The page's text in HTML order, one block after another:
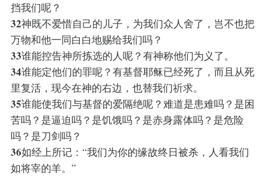
挡我们呢？
32神既不爱惜自己的儿子，为我们众人舍了，岂不也把
万物和他一同白白地赐给我们吗？
33谁能控告神所拣选的人呢？有神称他们为义了。
34谁能定他们的罪呢？有基督耶稣已经死了，而且从死
里复活，现今在神的右边，也替我们祈求。
35谁能使我们与基督的爱隔绝呢？难道是患难吗？是困
苦吗？是逼迫吗？是饥饿吗？是赤身露体吗？是危险
吗？是刀剑吗？
36如经上所记：“我们为你的缘故终日被杀，人看我们
如将宰的羊。”